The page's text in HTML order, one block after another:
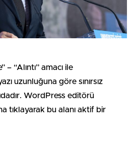
“Alıntı” amacı ile
uzunluğuna göre sınırsız
WordPress editörü
tıklayarak bu alanı aktif bir